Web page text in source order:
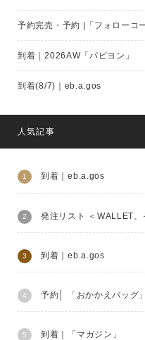
予約完売・予約 |「フォローコ
到着｜2026AW「パピヨン」
到着(8/7)｜eb.a.gos
人気記事
到着｜eb.a.gos
発注リスト ＜WALLET
到着｜eb.a.gos
予約│ 「おかかえバッグ」
到着｜「マガジン」